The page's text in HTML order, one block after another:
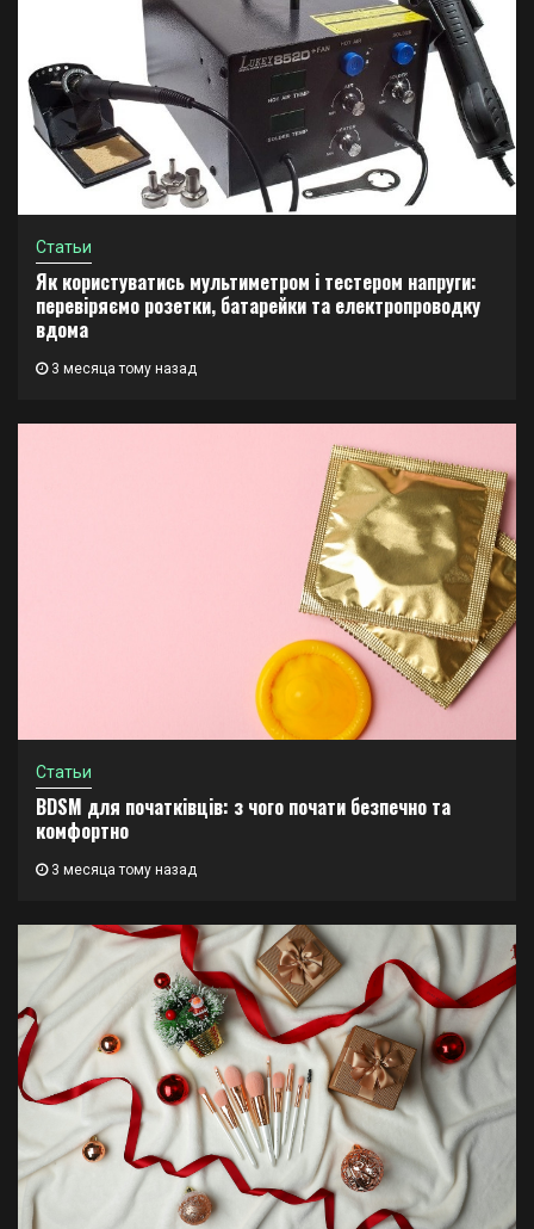
Статьи
Як користуватись мультиметром і тестером напруги:
перевіряємо розетки, батарейки та електропроводку
вдома
3 месяца тому назад
Статьи
BDSM для початківців: з чого почати безпечно та
комфортно
3 месяца тому назад